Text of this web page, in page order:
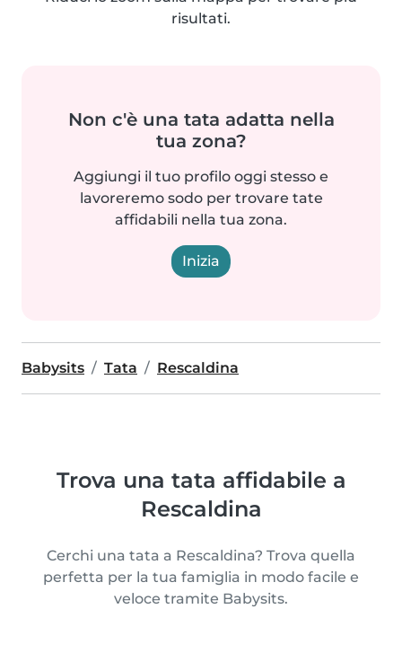
risultati.
Non c'è una tata adatta nella
tua zona?
Aggiungi il tuo profilo oggi stesso e
lavoreremo sodo per trovare tate
affidabili nella tua zona.
Inizia
Babysits Tata Rescaldina
Trova una tata affidabile a
Rescaldina
Cerchi una tata a Rescaldina? Trova quella
perfetta per la tua famiglia in modo facile e
veloce tramite Babysits.